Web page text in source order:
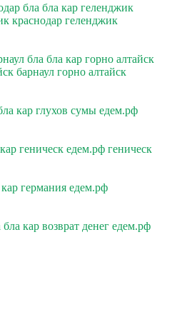
бла бла кар геленджик
краснодар геленджик
бла бла кар горно алтайск
барнаул горно алтайск
кар глухов сумы едем.рф
геническ едем.рф геническ
германия едем.рф
кар возврат денег едем.рф